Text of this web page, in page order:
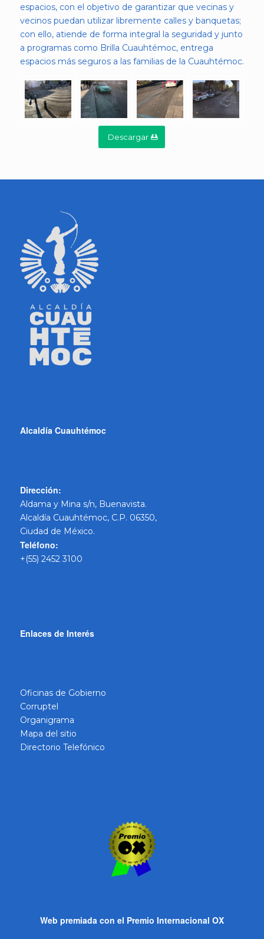
espacios, con el objetivo de garantizar que vecinas y
vecinos puedan utilizar libremente calles y banquetas;
con ello, atiende de forma integral la seguridad y junto
a programas como Brilla Cuauhtémoc, entrega
espacios más seguros a las familias de la Cuauhtémoc.
Descargar
Alcaldía Cuauhtémoc
Dirección:
Aldama y Mina s/n, Buenavista.
Alcaldía Cuauhtémoc, C.P. 06350,
Ciudad de México.
Teléfono:
+(55) 2452 3100
Enlaces de Interés
Oficinas de Gobierno
Corruptel
Organigrama
Mapa del sitio
Directorio Telefónico
Web premiada con el Premio Internacional OX